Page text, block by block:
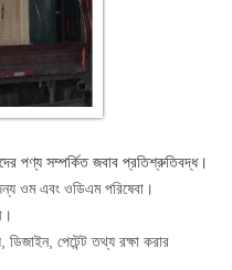
পণ্য সম্পর্কিত জবাব প্রতিশ্রুতিবদ্ধ।
ওম এবং ওডিএম পরিষেবা।
পেটেন্ট তথ্য রক্ষা করার